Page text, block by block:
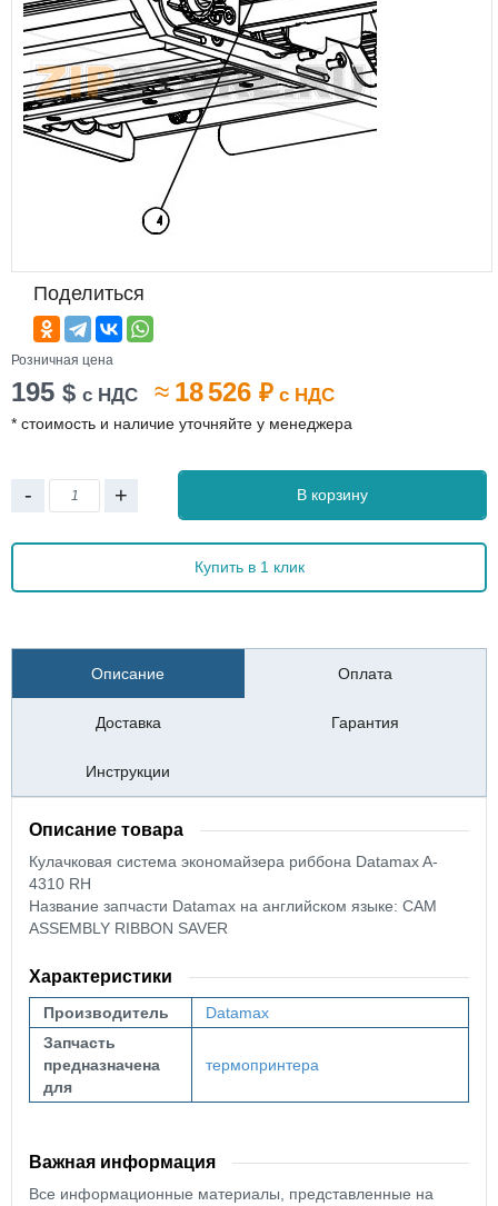
Поделиться
Розничная цена
195 $ с НДС ≈ 18 526 ₽ с НДС
* стоимость и наличие уточняйте у менеджера
- + В корзину
Купить в 1 клик
Описание Оплата
Доставка Гарантия
Инструкции
Описание товара
Кулачковая система экономайзера риббона Datamax A-
4310 RH
Название запчасти Datamax на английском языке: CAM
ASSEMBLY RIBBON SAVER
Характеристики
Производитель
Datamax
Запчасть
предназначена
для
термопринтера
Важная информация
Все информационные материалы, представленные на